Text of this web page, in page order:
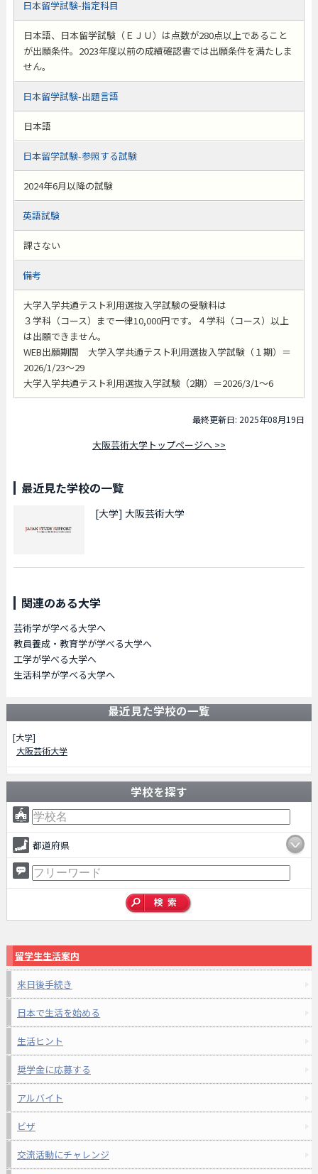
日本留学試験-指定科目
日本語、日本留学試験（ＥＪＵ）は点数が280点以上であること
が出願条件。2023年度以前の成績確認書では出願条件を満たしま
せん。
日本留学試験-出題言語
日本語
日本留学試験-参照する試験
2024年6月以降の試験
英語試験
課さない
備考
大学入学共通テスト利用選抜入学試験の受験料は
３学科（コース）まで一律10,000円です。４学科（コース）以上
は出願できません。
WEB出願期間 大学入学共通テスト利用選抜入学試験（１期）＝
2026/1/23～29
大学入学共通テスト利用選抜入学試験（2期）＝2026/3/1～6
最終更新日: 2025年08月19日
大阪芸術大学トップページへ >>
最近見た学校の一覧
[大学] 大阪芸術大学
関連のある大学
芸術学が学べる大学へ
教員養成・教育学が学べる大学へ
工学が学べる大学へ
生活科学が学べる大学へ
最近見た学校の一覧
[大学]
大阪芸術大学
学校を探す
都道府県
留学生生活案内
来日後手続き
日本で生活を始める
生活ヒント
奨学金に応募する
アルバイト
ビザ
交流活動にチャレンジ